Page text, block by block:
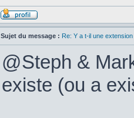
Sujet du message : Re: Y a t-il une
@Steph &
existe (ou a